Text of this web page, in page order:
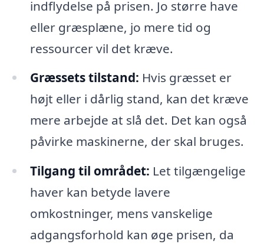
indflydelse på prisen. Jo større have
eller græsplæne, jo mere tid og
ressourcer vil det kræve.
Græssets tilstand: Hvis græsset er
højt eller i dårlig stand, kan det kræve
mere arbejde at slå det. Det kan også
påvirke maskinerne, der skal bruges.
Tilgang til området: Let tilgængelige
haver kan betyde lavere
omkostninger, mens vanskelige
adgangsforhold kan øge prisen, da